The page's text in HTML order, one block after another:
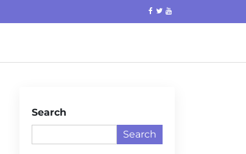
Search
Search